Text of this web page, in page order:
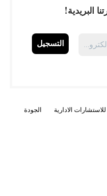
البريدية!
للاستشارات الادارية
الجودة